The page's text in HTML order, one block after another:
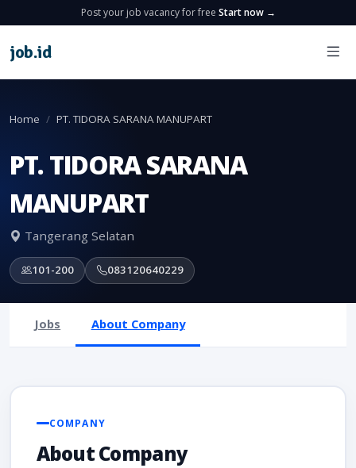
Post your job vacancy for free Start now →
job.id
Home PT. TIDORA SARANA MANUPART
PT. TIDORA SARANA
MANUPART
Tangerang Selatan
101-200 083120640229
Jobs About Company
COMPANY
About Company